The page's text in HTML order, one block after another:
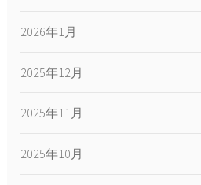
2026年1月
2025年12月
2025年11月
2025年10月